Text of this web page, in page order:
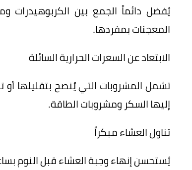
يُفضل دائماً الجمع بين الكربوهيدرات
المعجنات بمفردها.
الابتعاد عن السعرات الحرارية السائلة
تشمل المشروبات التي يُنصح بتقليلها أو
إليها السكر ومشروبات الطاقة.
تناول العشاء مبكراً
يُستحسن إنهاء وجبة العشاء قبل النوم